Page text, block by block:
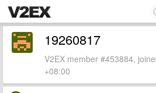
19260817
V2EX member #453884,
+08:00